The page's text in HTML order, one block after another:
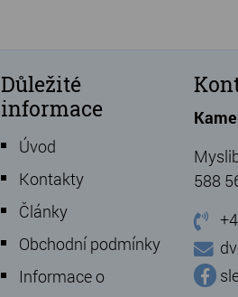
Důležité
informace
Úvod
Kontakty
Články
Obchodní podmínky
Informace o
588